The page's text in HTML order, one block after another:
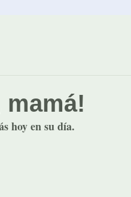
mamá!
hoy en su día.